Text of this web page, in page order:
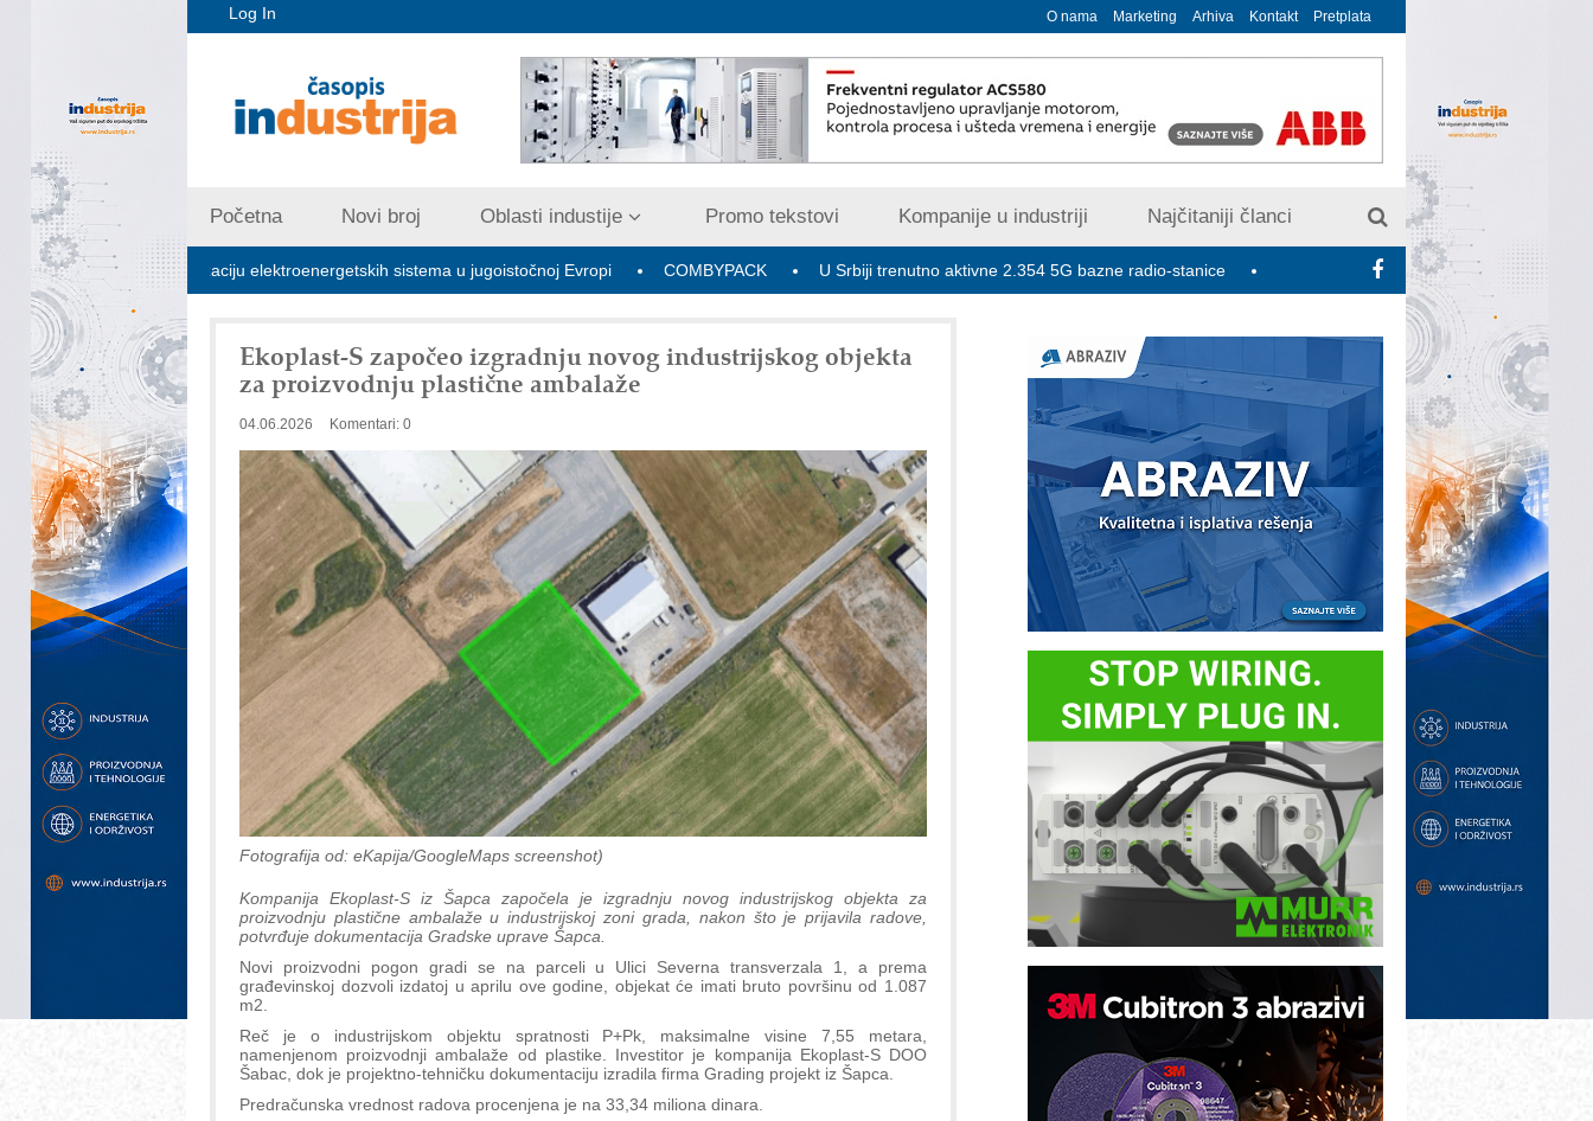
Log In O nama Marketing Arhiva Kontakt Pretplata
Početna Novi broj Oblasti industije Promo tekstovi Kompanije u industriji Najčitaniji članci
za stabilizaciju elektroenergetskih sistema u jugoistočnoj Evropi COMBYPACK U Srbiji trenutno aktivne 2.354 5G bazne radio-stanice U susret 15. Savetovanju o elektrodistributivnim
Ekoplast-S započeo izgradnju novog industrijskog objekta
za proizvodnju plastične ambalaže
04.06.2026 Komentari: 0
Fotografija od: eKapija/GoogleMaps screenshot)
Kompanija Ekoplast-S iz Šapca započela je izgradnju novog industrijskog objekta za
proizvodnju plastične ambalaže u industrijskoj zoni grada, nakon što je prijavila radove,
potvrđuje dokumentacija Gradske uprave Šapca.
Novi proizvodni pogon gradi se na parceli u Ulici Severna transverzala 1, a prema
građevinskoj dozvoli izdatoj u aprilu ove godine, objekat će imati bruto površinu od 1.087
m2.
Reč je o industrijskom objektu spratnosti P+Pk, maksimalne visine 7,55 metara,
namenjenom proizvodnji ambalaže od plastike. Investitor je kompanija Ekoplast-S DOO
Šabac, dok je projektno-tehničku dokumentaciju izradila firma Grading projekt iz Šapca.
Predračunska vrednost radova procenjena je na 33,34 miliona dinara.
Trajna oznaka kao dugoročna korist
Bezbednost na prvom mestu!